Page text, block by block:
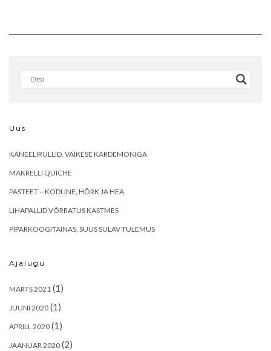
Uus
KANEELIRULLID, VÄIKESE KARDEMONIGA
MAKRELLI QUICHE
PASTEET – KODUNE, HÕRK JA HEA
LIHAPALLID VÕRRATUS KASTMES
PIPARKOOGITAINAS, SUUS SULAV TULEMUS
Ajalugu
MÄRTS 2021 (1)
JUUNI 2020 (1)
APRILL 2020 (1)
JAANUAR 2020 (2)